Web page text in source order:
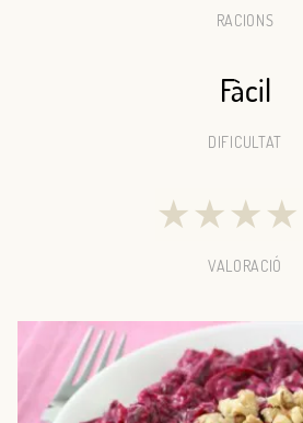
RACIONS
Fàcil
DIFICULTAT
★★★★
VALORACIÓ